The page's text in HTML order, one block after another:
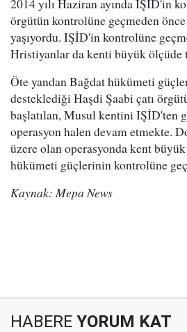
2014 yılı Haziran ayında IŞİD'in
örgütün kontrolüne geçmeden
yaşıyordu. IŞİD'in kontrolüne
Hristiyanlar da kenti büyük ölçüde
Öte yandan Bağdat hükümeti
desteklediği Haşdi Şaabi çatı
başlatılan, Musul kentini IŞİD'ten
operasyon halen devam etmekte.
üzere olan operasyonda kent
hükümeti güçlerinin kontrolüne
Kaynak: Mepa News
HABERE YORUM KAT